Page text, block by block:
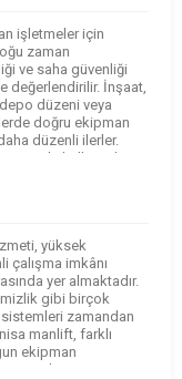
işletmeler için
zaman
ve saha güvenliği
değerlendirilir. İnşaat,
düzeni veya
doğru ekipman
düzenli ilerler.
kullanıcıların
yüksek
çalışma imkânı
yer almaktadır.
gibi birçok
zamandan
manlift, farklı
ekipman